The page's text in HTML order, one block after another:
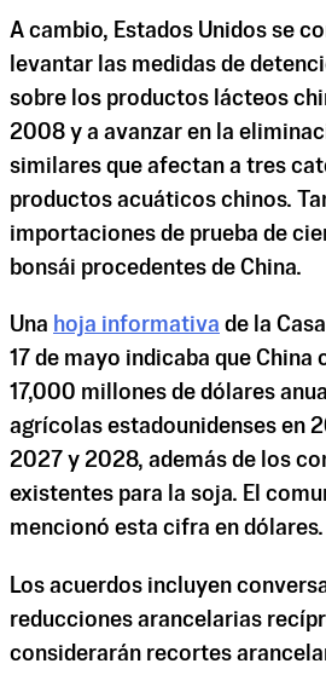
A cambio, Estados Unidos se
levantar las medidas de
sobre los productos lácteos
2008 y a avanzar en la
similares que afectan a tres
productos acuáticos chinos.
importaciones de prueba de
bonsái procedentes de China.
Una hoja informativa de la
17 de mayo indicaba que China
17,000 millones de dólares
agrícolas estadounidenses en
2027 y 2028, además de los
existentes para la soja. El
mencionó esta cifra en dólares.
Los acuerdos incluyen
reducciones arancelarias
considerarán recortes